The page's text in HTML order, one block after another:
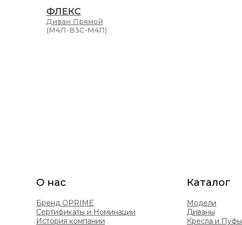
ФЛЕКС
Диван Прямой
(М4Л-В3С-М4П)
О нас
Бренд OPRIME
Сертификаты и Номинации
История компании
Каталог
Модели
Диваны
Кресла и Пуфы